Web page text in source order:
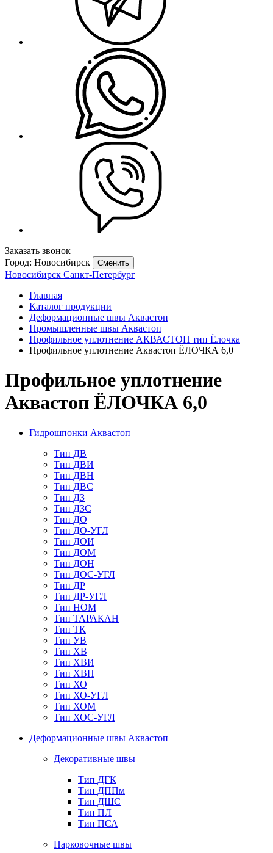
Заказать звонок
Город: Новосибирск
Сменить
Новосибирск Санкт-Петербург
Главная
Каталог продукции
Деформационные швы Аквастоп
Промышленные швы Аквастоп
Профильное уплотнение АКВАСТОП тип Ёлочка
Профильное уплотнение Аквастоп ЁЛОЧКА 6,0
Профильное уплотнение
Аквастоп ЁЛОЧКА 6,0
Гидрошпонки Аквастоп
Тип ДВ
Тип ДВИ
Тип ДВН
Тип ДВС
Тип ДЗ
Тип ДЗС
Тип ДО
Тип ДО-УГЛ
Тип ДОИ
Тип ДОМ
Тип ДОН
Тип ДОС-УГЛ
Тип ДР
Тип ДР-УГЛ
Тип НОМ
Тип ТАРАКАН
Тип ТК
Тип УВ
Тип ХВ
Тип ХВИ
Тип ХВН
Тип ХО
Тип ХО-УГЛ
Тип ХОМ
Тип ХОС-УГЛ
Деформационные швы Аквастоп
Декоративные швы
Тип ДГК
Тип ДППм
Тип ДШС
Тип ПЛ
Тип ПСА
Парковочные швы